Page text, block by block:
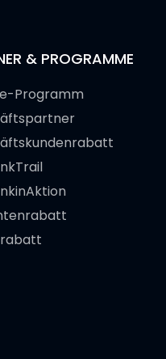
& PROGRAMME
Programm